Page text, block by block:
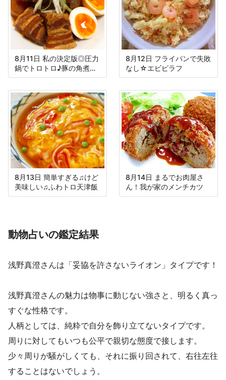
8月11日 私の決定版◎圧力
鍋でトロトロ♪豚の角煮＆
大根
8月12日 フライパンで失敗
なし☆エビピラフ
8月13日 簡単すぎる♫けど
美味しい♫ふわトロ天津飯
8月14日 まるでお肉屋さ
ん！我が家のメンチカツ
動物占いの鑑定結果
浅野真澄さんは「妥協を許さないライオン」タイプです！
浅野真澄さんの魅力は物事に動じない強さと、明るく真っ
すぐな性格です。
人柄としては、純粋で自分を飾り立てないタイプです。
周りに対してもいつも公平で親切な態度で接します。
少々周りが騒がしくても、それに振り回されて、右往左往
することはないでしょう。